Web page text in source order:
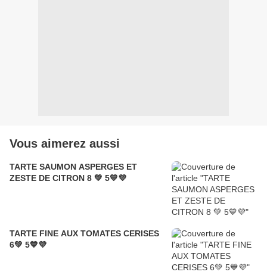
Vous aimerez aussi
TARTE SAUMON ASPERGES ET
ZESTE DE CITRON 8 💚 5💙💜
TARTE FINE AUX TOMATES CERISES
6💚 5💙💜